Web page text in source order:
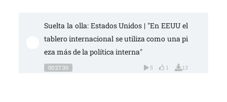
Suelta la olla: Estados Unidos | "En EEUU el
tablero internacional se utiliza como una pi
eza más de la política interna"
00:27:30 5 1 13